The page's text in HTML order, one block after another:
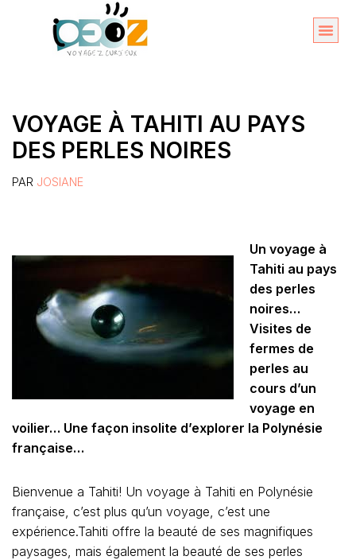
VOYAGE À TAHITI AU PAYS
DES PERLES NOIRES
PAR JOSIANE
Un voyage à
Tahiti au pays
des perles
noires…
Visites de
fermes de
perles au
cours d’un
voyage en
voilier… Une façon insolite d’explorer la Polynésie
française…
Bienvenue a Tahiti! Un voyage à Tahiti en Polynésie
française, c’est plus qu’un voyage, c’est une
expérience.Tahiti offre la beauté de ses magnifiques
paysages, mais également la beauté de ses perles